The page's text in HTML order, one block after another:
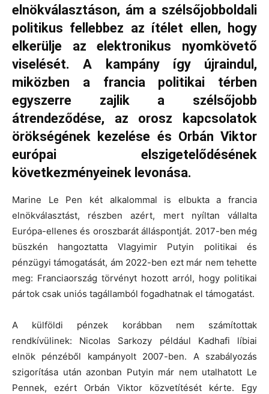
elnökválasztáson, ám a szélsőjobboldali
politikus fellebbez az ítélet ellen, hogy
elkerülje az elektronikus nyomkövető
viselését. A kampány így újraindul,
miközben a francia politikai térben
egyszerre zajlik a szélsőjobb
átrendeződése, az orosz kapcsolatok
örökségének kezelése és Orbán Viktor
európai elszigetelődésének
következményeinek levonása.
Marine Le Pen két alkalommal is elbukta a francia
elnökválasztást, részben azért, mert nyíltan vállalta
Európa-ellenes és oroszbarát álláspontját. 2017-ben még
büszkén hangoztatta Vlagyimir Putyin politikai és
pénzügyi támogatását, ám 2022-ben ezt már nem tehette
meg: Franciaország törvényt hozott arról, hogy politikai
pártok csak uniós tagállamból fogadhatnak el támogatást.
A külföldi pénzek korábban nem számítottak
rendkívülinek: Nicolas Sarkozy például Kadhafi líbiai
elnök pénzéből kampányolt 2007-ben. A szabályozás
szigorítása után azonban Putyin már nem utalhatott Le
Pennek, ezért Orbán Viktor közvetítését kérte. Egy